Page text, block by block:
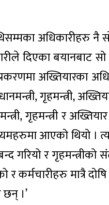
अधिकारीहरु नै
दिएका बयानबाट सो
अख्तियारका
गृहमन्त्री,
गृहमन्त्री र
आएको थियो
गरियो र गृहमन्त्रीको
कर्मचारीहरु मात्रै
।’